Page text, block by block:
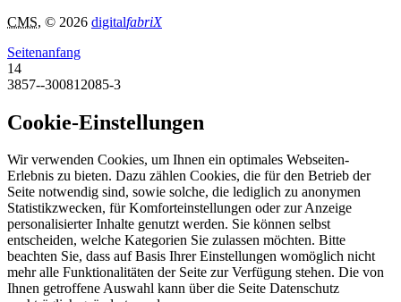
CMS, © 2026 digitalfabriX
Seitenanfang
14
3857--300812085-3
Cookie-Einstellungen
Wir verwenden Cookies, um Ihnen ein optimales Webseiten-
Erlebnis zu bieten. Dazu zählen Cookies, die für den Betrieb der
Seite notwendig sind, sowie solche, die lediglich zu anonymen
Statistikzwecken, für Komforteinstellungen oder zur Anzeige
personalisierter Inhalte genutzt werden. Sie können selbst
entscheiden, welche Kategorien Sie zulassen möchten. Bitte
beachten Sie, dass auf Basis Ihrer Einstellungen womöglich nicht
mehr alle Funktionalitäten der Seite zur Verfügung stehen. Die von
Ihnen getroffene Auswahl kann über die Seite Datenschutz